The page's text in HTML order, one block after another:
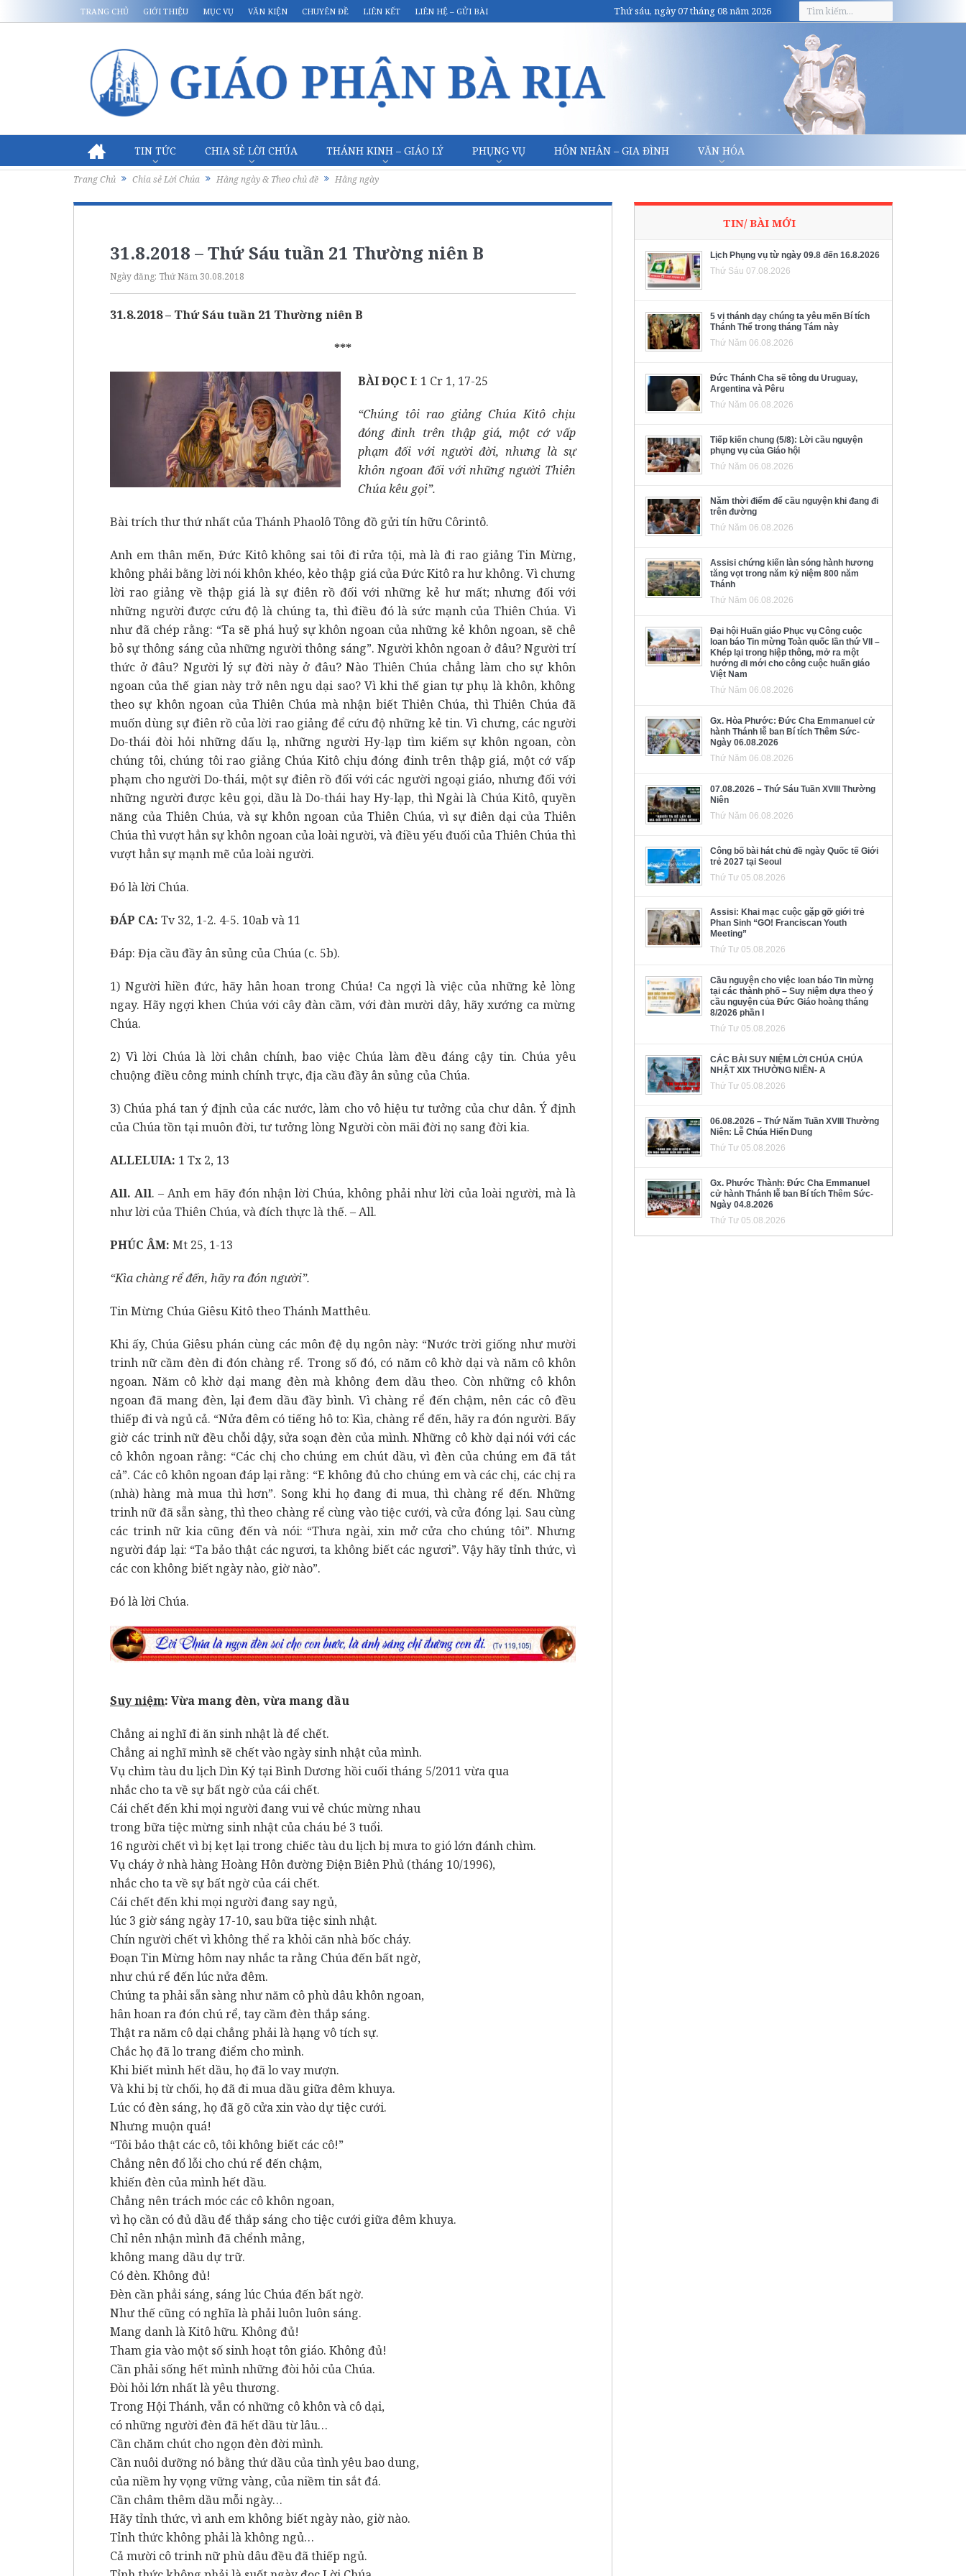
TRANG CHỦ GIỚI THIỆU MỤC VỤ VĂN KIỆN CHUYÊN ĐỀ LIÊN KẾT LIÊN HỆ – GỬI BÀI Thứ sáu, ngày 07 tháng 08 năm 2026
TIN TỨC CHIA SẺ LỜI CHÚA THÁNH KINH – GIÁO LÝ PHỤNG VỤ HÔN NHÂN – GIA ĐÌNH VĂN HÓA
Trang Chủ Chia sẻ Lời Chúa Hằng ngày & Theo chủ đề Hằng ngày
31.8.2018 – Thứ Sáu tuần 21 Thường niên B
Ngày đăng: Thứ Năm 30.08.2018
31.8.2018 – Thứ Sáu tuần 21 Thường niên B
***
BÀI ĐỌC I: 1 Cr 1, 17-25
“Chúng tôi rao giảng Chúa Kitô chịu
đóng đinh trên thập giá, một cớ vấp
phạm đối với người đời, nhưng là sự
khôn ngoan đối với những người Thiên
Chúa kêu gọi”.
Bài trích thư thứ nhất của Thánh Phaolô Tông đồ gửi tín hữu Côrintô.
Anh em thân mến, Đức Kitô không sai tôi đi rửa tội, mà là đi rao giảng Tin Mừng,
không phải bằng lời nói khôn khéo, kẻo thập giá của Đức Kitô ra hư không. Vì chưng
lời rao giảng về thập giá là sự điên rồ đối với những kẻ hư mất; nhưng đối với
những người được cứu độ là chúng ta, thì điều đó là sức mạnh của Thiên Chúa. Vì
như đã chép rằng: “Ta sẽ phá huỷ sự khôn ngoan của những kẻ khôn ngoan, sẽ chê
bỏ sự thông sáng của những người thông sáng”. Người khôn ngoan ở đâu? Người trí
thức ở đâu? Người lý sự đời này ở đâu? Nào Thiên Chúa chẳng làm cho sự khôn
ngoan của thế gian này trở nên ngu dại sao? Vì khi thế gian tự phụ là khôn, không
theo sự khôn ngoan của Thiên Chúa mà nhận biết Thiên Chúa, thì Thiên Chúa đã
muốn dùng sự điên rồ của lời rao giảng để cứu độ những kẻ tin. Vì chưng, các người
Do-thái đòi hỏi những dấu lạ, những người Hy-lạp tìm kiếm sự khôn ngoan, còn
chúng tôi, chúng tôi rao giảng Chúa Kitô chịu đóng đinh trên thập giá, một cớ vấp
phạm cho người Do-thái, một sự điên rồ đối với các người ngoại giáo, nhưng đối với
những người được kêu gọi, dầu là Do-thái hay Hy-lạp, thì Ngài là Chúa Kitô, quyền
năng của Thiên Chúa, và sự khôn ngoan của Thiên Chúa, vì sự điên dại của Thiên
Chúa thì vượt hẳn sự khôn ngoan của loài người, và điều yếu đuối của Thiên Chúa thì
vượt hẳn sự mạnh mẽ của loài người.
Đó là lời Chúa.
ĐÁP CA: Tv 32, 1-2. 4-5. 10ab và 11
Đáp: Địa cầu đầy ân sủng của Chúa (c. 5b).
1) Người hiền đức, hãy hân hoan trong Chúa! Ca ngợi là việc của những kẻ lòng
ngay. Hãy ngợi khen Chúa với cây đàn cầm, với đàn mười dây, hãy xướng ca mừng
Chúa.
2) Vì lời Chúa là lời chân chính, bao việc Chúa làm đều đáng cậy tin. Chúa yêu
chuộng điều công minh chính trực, địa cầu đầy ân sủng của Chúa.
3) Chúa phá tan ý định của các nước, làm cho vô hiệu tư tưởng của chư dân. Ý định
của Chúa tồn tại muôn đời, tư tưởng lòng Người còn mãi đời nọ sang đời kia.
ALLELUIA: 1 Tx 2, 13
All. All. – Anh em hãy đón nhận lời Chúa, không phải như lời của loài người, mà là
như lời của Thiên Chúa, và đích thực là thế. – All.
PHÚC ÂM: Mt 25, 1-13
“Kìa chàng rể đến, hãy ra đón người”.
Tin Mừng Chúa Giêsu Kitô theo Thánh Matthêu.
Khi ấy, Chúa Giêsu phán cùng các môn đệ dụ ngôn này: “Nước trời giống như mười
trinh nữ cầm đèn đi đón chàng rể. Trong số đó, có năm cô khờ dại và năm cô khôn
ngoan. Năm cô khờ dại mang đèn mà không đem dầu theo. Còn những cô khôn
ngoan đã mang đèn, lại đem dầu đầy bình. Vì chàng rể đến chậm, nên các cô đều
thiếp đi và ngủ cả. “Nửa đêm có tiếng hô to: Kìa, chàng rể đến, hãy ra đón người. Bấy
giờ các trinh nữ đều chỗi dậy, sửa soạn đèn của mình. Những cô khờ dại nói với các
cô khôn ngoan rằng: “Các chị cho chúng em chút dầu, vì đèn của chúng em đã tắt
cả”. Các cô khôn ngoan đáp lại rằng: “E không đủ cho chúng em và các chị, các chị ra
(nhà) hàng mà mua thì hơn”. Song khi họ đang đi mua, thì chàng rể đến. Những
trinh nữ đã sẵn sàng, thì theo chàng rể cùng vào tiệc cưới, và cửa đóng lại. Sau cùng
các trinh nữ kia cũng đến và nói: “Thưa ngài, xin mở cửa cho chúng tôi”. Nhưng
người đáp lại: “Ta bảo thật các ngươi, ta không biết các ngươi”. Vậy hãy tỉnh thức, vì
các con không biết ngày nào, giờ nào”.
Đó là lời Chúa.
Suy niệm: Vừa mang đèn, vừa mang dầu
Chẳng ai nghĩ đi ăn sinh nhật là để chết.
Chẳng ai nghĩ mình sẽ chết vào ngày sinh nhật của mình.
Vụ chìm tàu du lịch Dìn Ký tại Bình Dương hồi cuối tháng 5/2011 vừa qua
nhắc cho ta về sự bất ngờ của cái chết.
Cái chết đến khi mọi người đang vui vẻ chúc mừng nhau
trong bữa tiệc mừng sinh nhật của cháu bé 3 tuổi.
16 người chết vì bị kẹt lại trong chiếc tàu du lịch bị mưa to gió lớn đánh chìm.
Vụ cháy ở nhà hàng Hoàng Hôn đường Ðiện Biên Phủ (tháng 10/1996),
nhắc cho ta về sự bất ngờ của cái chết.
Cái chết đến khi mọi người đang say ngủ,
lúc 3 giờ sáng ngày 17-10, sau bữa tiệc sinh nhật.
Chín người chết vì không thể ra khỏi căn nhà bốc cháy.
Ðoạn Tin Mừng hôm nay nhắc ta rằng Chúa đến bất ngờ,
như chú rể đến lúc nửa đêm.
Chúng ta phải sẵn sàng như năm cô phù dâu khôn ngoan,
hân hoan ra đón chú rể, tay cầm đèn thắp sáng.
Thật ra năm cô dại chẳng phải là hạng vô tích sự.
Chắc họ đã lo trang điểm cho mình.
Khi biết mình hết dầu, họ đã lo vay mượn.
Và khi bị từ chối, họ đã đi mua dầu giữa đêm khuya.
Lúc có đèn sáng, họ đã gõ cửa xin vào dự tiệc cưới.
Nhưng muộn quá!
“Tôi bảo thật các cô, tôi không biết các cô!”
Chẳng nên đổ lỗi cho chú rể đến chậm,
khiến đèn của mình hết dầu.
Chẳng nên trách móc các cô khôn ngoan,
vì họ cần có đủ dầu để thắp sáng cho tiệc cưới giữa đêm khuya.
Chỉ nên nhận mình đã chểnh mảng,
không mang dầu dự trữ.
Có đèn. Không đủ!
Ðèn cần phẳi sáng, sáng lúc Chúa đến bất ngờ.
Như thế cũng có nghĩa là phải luôn luôn sáng.
Mang danh là Kitô hữu. Không đủ!
Tham gia vào một số sinh hoạt tôn giáo. Không đủ!
Cần phải sống hết mình những đòi hỏi của Chúa.
Ðòi hỏi lớn nhất là yêu thương.
Trong Hội Thánh, vẫn có những cô khôn và cô dại,
có những người đèn đã hết dầu từ lâu…
Cần chăm chút cho ngọn đèn đời mình.
Cần nuôi dưỡng nó bằng thứ dầu của tình yêu bao dung,
của niềm hy vọng vững vàng, của niềm tin sắt đá.
Cần châm thêm dầu mỗi ngày…
Hãy tỉnh thức, vì anh em không biết ngày nào, giờ nào.
Tỉnh thức không phải là không ngủ…
Cả mười cô trinh nữ phù dâu đều đã thiếp ngủ.
TIN/ BÀI MỚI
Lịch Phụng vụ từ ngày 09.8 đến 16.8.2026
Thứ Sáu 07.08.2026
5 vị thánh dạy chúng ta yêu mến Bí tích
Thánh Thể trong tháng Tám này
Thứ Năm 06.08.2026
Đức Thánh Cha sẽ tông du Uruguay,
Argentina và Pêru
Thứ Năm 06.08.2026
Tiếp kiến chung (5/8): Lời cầu nguyện
phụng vụ của Giáo hội
Thứ Năm 06.08.2026
Năm thời điểm để cầu nguyện khi đang đi
trên đường
Thứ Năm 06.08.2026
Assisi chứng kiến làn sóng hành hương
tăng vọt trong năm kỷ niệm 800 năm
Thánh
Thứ Năm 06.08.2026
Đại hội Huấn giáo Phục vụ Công cuộc
loan báo Tin mừng Toàn quốc lần thứ VII –
Khép lại trong hiệp thông, mở ra một
hướng đi mới cho công cuộc huấn giáo
Việt Nam
Thứ Năm 06.08.2026
Gx. Hòa Phước: Đức Cha Emmanuel cử
hành Thánh lễ ban Bí tích Thêm Sức-
Ngày 06.08.2026
Thứ Năm 06.08.2026
07.08.2026 – Thứ Sáu Tuần XVIII Thường
Niên
Thứ Năm 06.08.2026
Công bố bài hát chủ đề ngày Quốc tế Giới
trẻ 2027 tại Seoul
Thứ Tư 05.08.2026
Assisi: Khai mạc cuộc gặp gỡ giới trẻ
Phan Sinh “GO! Franciscan Youth
Meeting”
Thứ Tư 05.08.2026
Cầu nguyện cho việc loan báo Tin mừng
tại các thành phố – Suy niệm dựa theo ý
cầu nguyện của Đức Giáo hoàng tháng
8/2026 phần I
Thứ Tư 05.08.2026
CÁC BÀI SUY NIỆM LỜI CHÚA CHÚA
NHẬT XIX THƯỜNG NIÊN- A
Thứ Tư 05.08.2026
06.08.2026 – Thứ Năm Tuần XVIII Thường
Niên: Lễ Chúa Hiển Dung
Thứ Tư 05.08.2026
Gx. Phước Thành: Đức Cha Emmanuel
cử hành Thánh lễ ban Bí tích Thêm Sức-
Ngày 04.8.2026
Thứ Tư 05.08.2026